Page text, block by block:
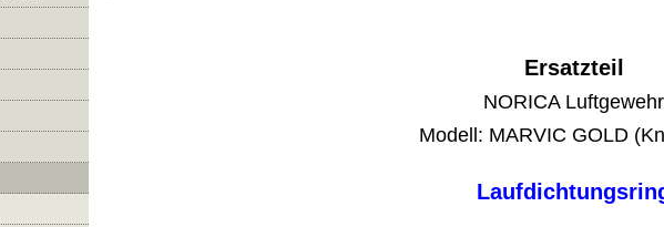
Ersatzteil
NORICA Luftgewehr
Modell: MARVIC GOLD